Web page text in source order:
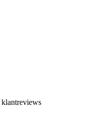
klantreviews